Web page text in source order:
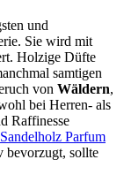
und
Sie wird mit
Holzige Düfte
samtigen
von Wäldern,
bei Herren- als
Raffinesse
Parfum
bevorzugt, sollte